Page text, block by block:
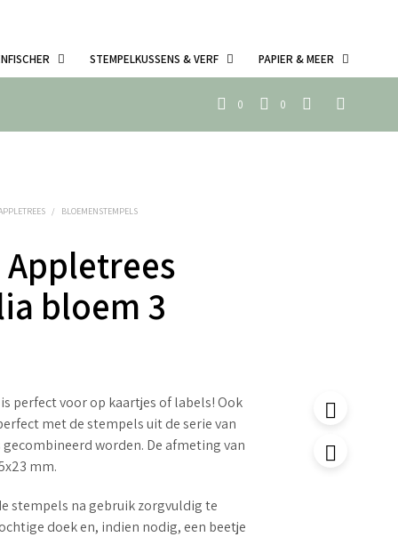
STEMPELKUSSENS & VERF PAPIER & MEER
0 0
/ BLOEMENSTEMPELS
Appletrees
bloem 3
perfect voor op kaartjes of labels! Ook
met de stempels uit de serie van
worden. De afmeting van
mm.
stempels na gebruik zorgvuldig te
doek en, indien nodig, een beetje